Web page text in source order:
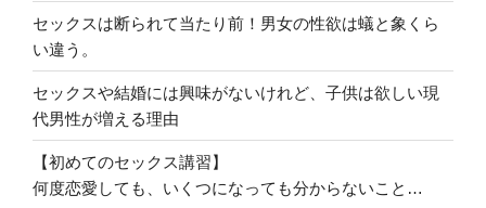
が
プ
ラ
ス
に
な
る
時”
セックスは断られて当たり前！男女の性欲は蟻と象くら
い違う。
セックスや結婚には興味がないけれど、子供は欲しい現
代男性が増える理由
【初めてのセックス講習】
何度恋愛しても、いくつになっても分からないこと…